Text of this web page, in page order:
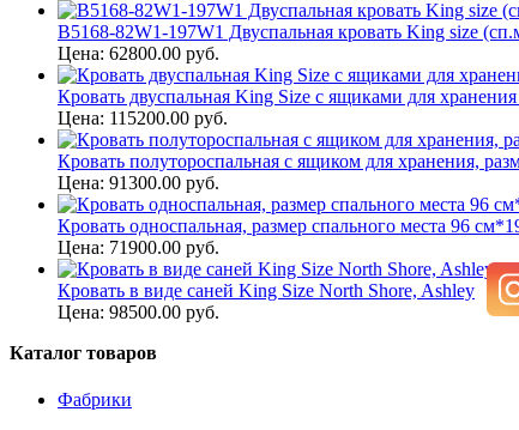
B5168-82W1-197W1 Двуспальная кровать King size
Цена: 62800.00 руб.
Кровать двуспальная King Size с ящиками для
Цена: 115200.00 руб.
Кровать полутороспальная с ящиком для хранения,
Цена: 91300.00 руб.
Кровать односпальная, размер спального места 96
Цена: 71900.00 руб.
Кровать в виде саней King Size North Shore, Ashley
Цена: 98500.00 руб.
Каталог товаров
Фабрики